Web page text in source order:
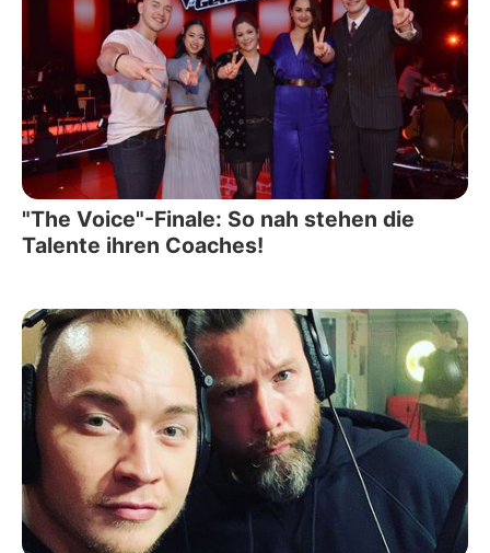
"The Voice"-Finale: So nah stehen die
Talente ihren Coaches!